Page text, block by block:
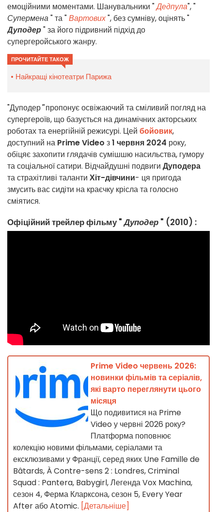
емоційними моментами. Шанувальники "Дедпула", "
Супермена" та "Вартових", без сумніву, оцінять "
Дуподер" за його підривний підхід до
супергеройського жанру.
ПРОЧИТАЙТЕ ТАКОЖ
Найкращі кінотеатри Парижа
"Дуподер"пропонує освіжаючий та сміливий погляд на
супергероїв, що базується на динамічних акторських
роботах та енергійній режисурі. Цей бойовик,
доступний на Prime Video з1 червня 2024 року,
обіцяє захопити глядачів сумішшю насильства, гумору
та соціальної сатири. Відчайдушні подвиги Дуподера
та страхітливі таланти Хіт-дівчини- ця пригода
змусить вас сидіти на краєчку крісла та голосно
сміятися.
Офіційний трейлер фільму "Дуподер " (2010) :
Prime Video червень 2026:
новинки фільмів та серіалів,
які варто переглянути цього
місяця
Що подивитися на Prime
Video у червні 2026 року?
Платформа поповнює
колекцію новими фільмами, серіалами та
ексклюзивами у Франції, серед яких Une Famille de
Bâtards, À Contre-sens 2 : Londres, Criminal
Squad : Pantera, Babygirl, Легенда Vox Machina,
сезон 4, Ферма Кларксона, сезон 5, Every Year
After або Atomic. [Детальніше]